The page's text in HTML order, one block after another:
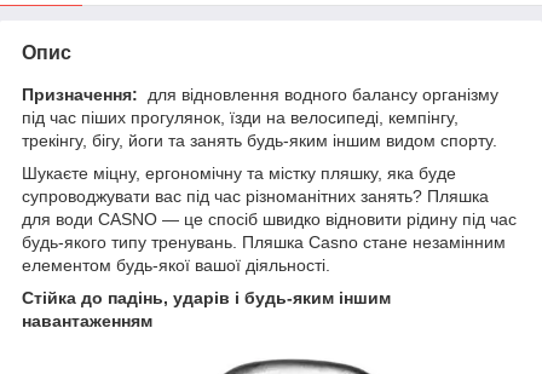
Опис
Призначення: для відновлення водного балансу організму
під час піших прогулянок, їзди на велосипеді, кемпінгу,
трекінгу, бігу, йоги та занять будь-яким іншим видом спорту.
Шукаєте міцну, ергономічну та містку пляшку, яка буде
супроводжувати вас під час різноманітних занять? Пляшка
для води CASNO — це спосіб швидко відновити рідину під час
будь-якого типу тренувань. Пляшка Casno стане незамінним
елементом будь-якої вашої діяльності.
Стійка до падінь, ударів і будь-яким іншим
навантаженням